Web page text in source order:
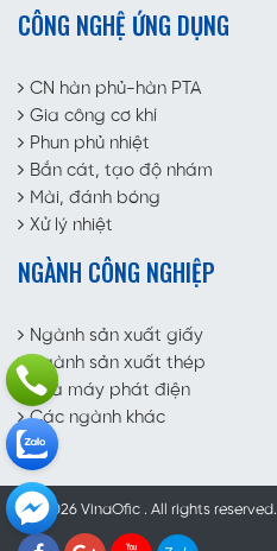
CÔNG NGHỆ ỨNG DỤNG
CN hàn phủ-hàn PTA
Gia công cơ khí
Phun phủ nhiệt
Bắn cát, tạo độ nhám
Mài, đánh bóng
Xử lý nhiệt
NGÀNH CÔNG NGHIỆP
Ngành sản xuất giấy
Ngành sản xuất thép
Nhà máy phát điện
Các ngành khác
© 2026 VinaOfic . All rights reserved.